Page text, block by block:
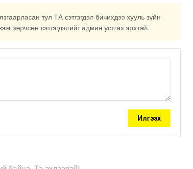
тул ТА сэтгэгдэл бичихдээ хууль зүйн
зөрчсөн сэтгэгдэлийг админ устгах эрхтэй.
Илгээх